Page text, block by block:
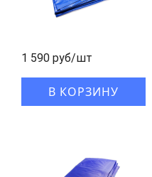
1 590 руб/шт
В КОРЗИНУ